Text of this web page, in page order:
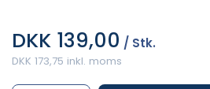
DKK 139,00 / Stk.
DKK 173,75 inkl. moms